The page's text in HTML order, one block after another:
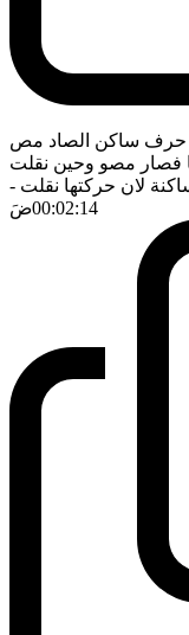
حرف ساكن الصاد مص
فصار مصو وحين نقلت
لان حركتها نقلت -
00:02:14ضَ